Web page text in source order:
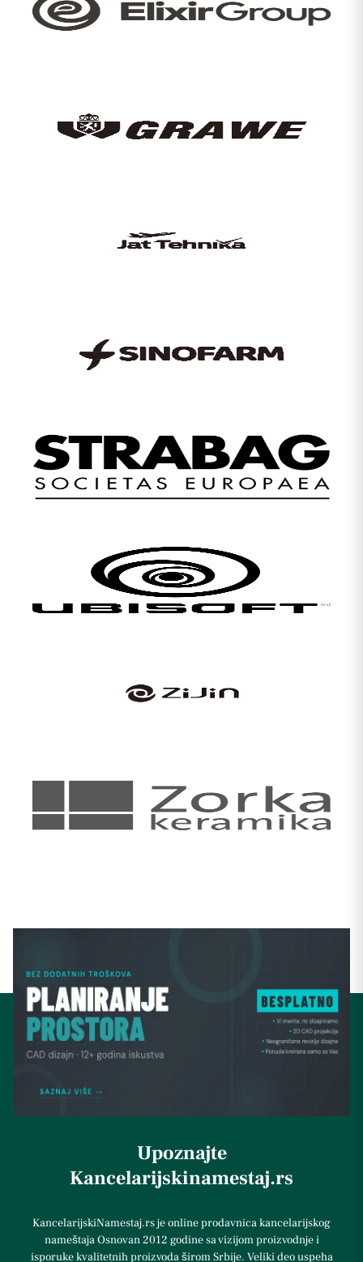
Upoznajte
Kancelarijskinamestaj.rs
KancelarijskiNamestaj.rs je online prodavnica kancelarijskog
nameštaja Osnovan 2012 godine sa vizijom proizvodnje i
isporuke kvalitetnih proizvoda širom Srbije. Veliki deo uspeha